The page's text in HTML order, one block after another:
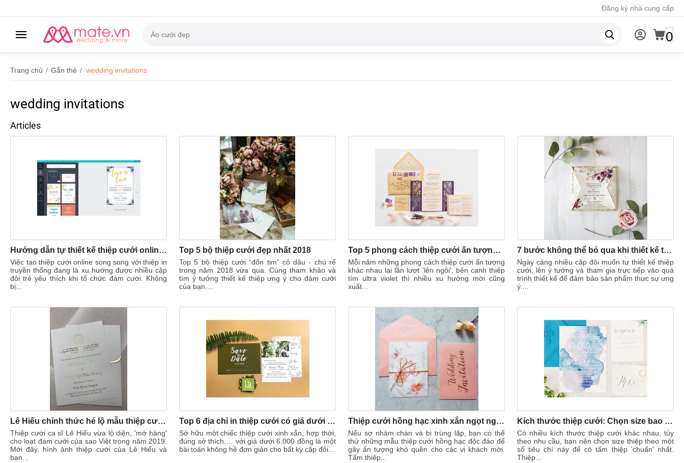
Đăng ký nhà cung cấp
0
Trang chủ / Gắn thẻ / wedding invitations
wedding invitations
Articles
Hướng dẫn tự thiết kế thiệp cưới online miễn phí độc đáo
Việc tạo thiệp cưới online song song với thiệp in
truyền thống đang là xu hướng được nhiều cặp
đôi trẻ yêu thích khi tổ chức đám cưới. Không
bị...
Top 5 bộ thiệp cưới đẹp nhất 2018
Top 5 bộ thiệp cưới “đốn tim” cô dâu - chú rể
trong năm 2018 vừa qua. Cùng tham khảo và
tìm ý tưởng thiết kế thiệp ưng ý cho đám cưới
của bạn....
Top 5 phong cách thiệp cưới ấn tượng trong năm
Mỗi năm những phong cách thiệp cưới ấn tượng
khác nhau lại lần lượt 'lên ngôi', bên cạnh thiệp
tím ultra violet thì nhiều xu hướng mới cũng
xuất...
7 bước không thể bỏ qua khi thiết kế thiệp cưới
Ngày càng nhiều cặp đôi muốn tự thiết kế thiệp
cưới, lên ý tưởng và tham gia trực tiếp vào quá
trình thiết kế để đảm bảo sản phẩm thực sự ưng
ý....
Lê Hiếu chính thức hé lộ mẫu thiệp cưới cực kỳ tối giản
Thiệp cưới ca sĩ Lê Hiếu vừa lộ diện, 'mở hàng'
cho loạt đám cưới của sao Việt trong năm 2019.
Mới đây, hình ảnh thiệp cưới của Lê Hiếu và
bạn...
Top 6 địa chỉ in thiệp cưới có giá dưới 6.000 đồng đẹp lung linh
Sở hữu một chiếc thiệp cưới xinh xắn, hợp thời,
đúng sở thích,… với giá dưới 6.000 đồng là một
bài toán không hề đơn giản cho bất kỳ cặp đôi...
Thiệp cưới hồng hạc xinh xắn ngọt ngào
Nếu sợ nhàm chán và bị trùng lặp, bạn có thể
thử những mẫu thiệp cưới hồng hạc độc đáo để
gây ấn tượng khó quên cho các vị khách mời.
Tấm thiệp...
Kích thước thiệp cưới: Chọn size bao nhiêu thì đẹp?
Có nhiều kích thước thiệp cưới khác nhau, tùy
theo nhu cầu, bạn nên chọn size thiệp theo một
số tiêu chí này để có tấm thiệp 'chuẩn' nhất.
Thiệp...